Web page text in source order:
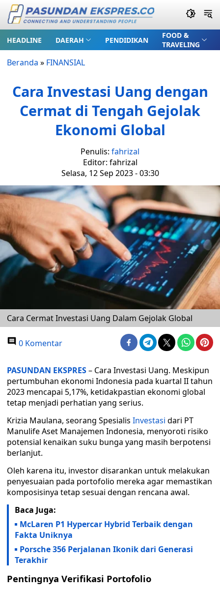
HEADLINE DAERAH PENDIDIKAN
FOOD &
TRAVELING
Beranda » FINANSIAL
Cara Investasi Uang dengan
Cermat di Tengah Gejolak
Ekonomi Global
Penulis: fahrizal
Editor: fahrizal
Selasa, 12 Sep 2023 - 03:30
Cara Cermat Investasi Uang Dalam Gejolak Global
0 Komentar
PASUNDAN EKSPRES– Cara Investasi Uang. Meskipun
pertumbuhan ekonomi Indonesia pada kuartal II tahun
2023 mencapai 5,17%, ketidakpastian ekonomi global
tetap menjadi perhatian yang serius.
Krizia Maulana, seorang Spesialis Investasi dari PT
Manulife Aset Manajemen Indonesia, menyoroti risiko
potensial kenaikan suku bunga yang masih berpotensi
berlanjut.
Oleh karena itu, investor disarankan untuk melakukan
penyesuaian pada portofolio mereka agar memastikan
komposisinya tetap sesuai dengan rencana awal.
Baca Juga:
McLaren P1 Hypercar Hybrid Terbaik dengan
Fakta Uniknya
Porsche 356 Perjalanan Ikonik dari Generasi
Terakhir
Pentingnya Verifikasi Portofolio